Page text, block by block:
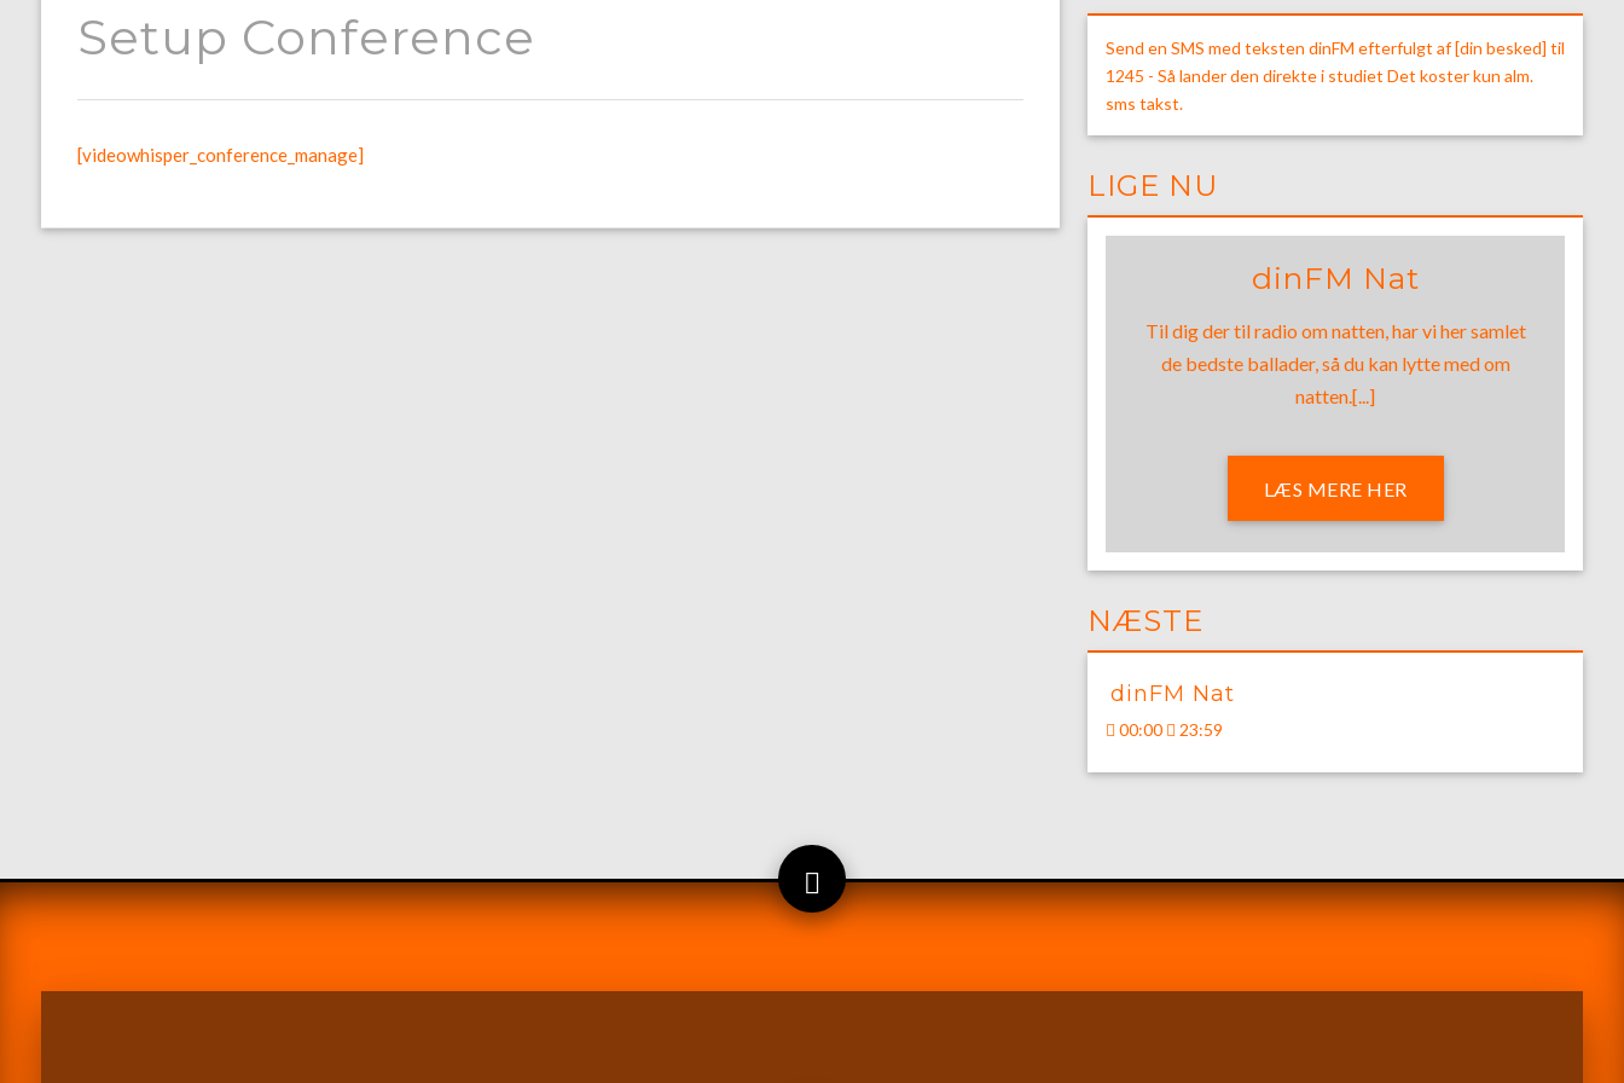
Setup Conference
[videowhisper_conference_manage]
Send en SMS med teksten dinFM efterfulgt af [din besked] til
1245 - Så lander den direkte i studiet Det koster kun alm.
sms takst.
LIGE NU
dinFM Nat
Til dig der til radio om natten, har vi her samlet
de bedste ballader, så du kan lytte med om
natten.[...]
LÆS MERE HER
NÆSTE
dinFM Nat
00:00 23:59